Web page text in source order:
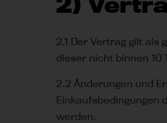
2.1 Der Vertrag gilt
dieser nicht binnen
2.2 Änderungen und
Einkaufsbedingungen
werden.